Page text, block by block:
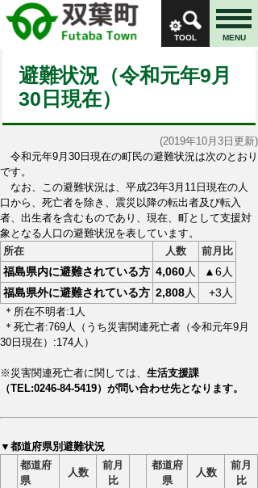
TOOL MENU
避難状況（令和元年9月
30日現在）
(2019年10月3日更新)
令和元年9月30日現在の町民の避難状況は次のとおり
です。
なお、この避難状況は、平成23年3月11日現在の人
口から、死亡者を除き、震災以降の転出者及び転入
者、出生者を含むものであり、現在、町として支援対
象となる人口の避難状況を表しています。
所在
人数 前月比
福島県内に避難されている方 4,060人
▲6人
福島県外に避難されている方 2,808人 +3人
＊所在不明者:1人
＊死亡者:769人（うち災害関連死亡者（令和元年9月
30日現在）:174人）
※災害関連死亡者に関しては、 生活支援課
（TEL:0246-84-5419）が問い合わせ先となります。
▼都道府県別避難状況
都道府
県
人数
前月
比
都道府
県
人数
前月
比